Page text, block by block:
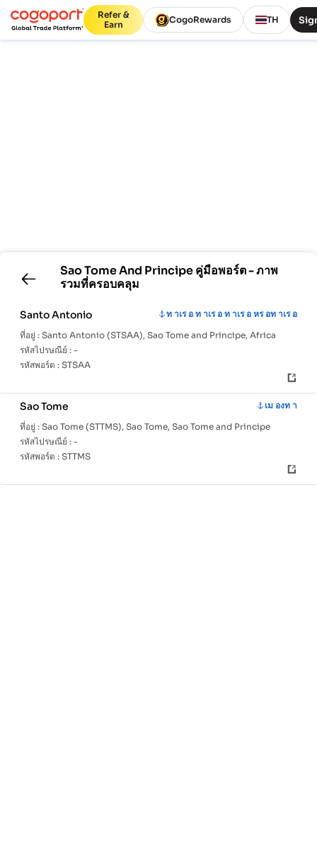
Refer &
Earn
CogoRewards TH
Sao Tome And Principeคู่มือพอร์ต - ภาพ
รวมที่ครอบคลุม
Santo Antonio
ท าเร อ ท าเร อ ท าเร อ หร อท าเร อ
ที่อยู่ : Santo Antonio (STSAA), Sao Tome and Principe, Africa
รหัสไปรษณีย์ : -
รหัสพอร์ต : STSAA
Sao Tome
เม องท า
ที่อยู่ : Sao Tome (STTMS), Sao Tome, Sao Tome and Principe
รหัสไปรษณีย์ : -
รหัสพอร์ต : STTMS